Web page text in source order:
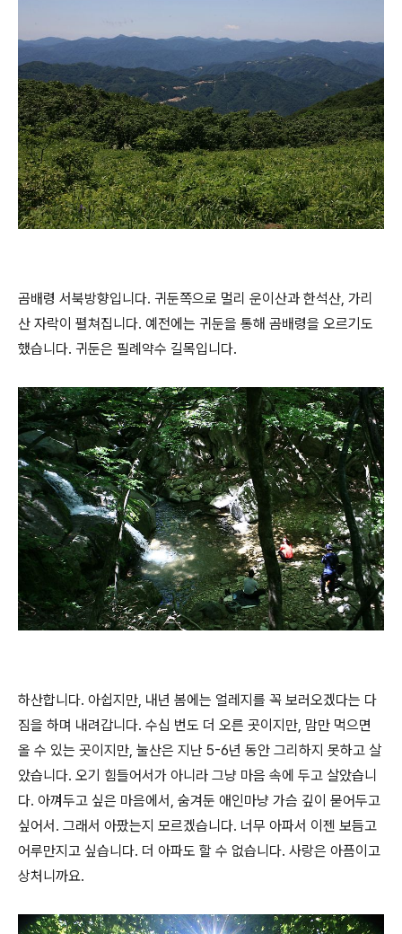
곰배령 서북방향입니다. 귀둔쪽으로 멀리 운이산과 한석산, 가리
산 자락이 펼쳐집니다. 예전에는 귀둔을 통해 곰배령을 오르기도
했습니다. 귀둔은 필례약수 길목입니다.
하산합니다. 아쉽지만, 내년 봄에는 얼레지를 꼭 보러오겠다는 다
짐을 하며 내려갑니다. 수십 번도 더 오른 곳이지만, 맘만 먹으면
올 수 있는 곳이지만, 눌산은 지난 5-6년 동안 그리하지 못하고 살
았습니다. 오기 힘들어서가 아니라 그냥 마음 속에 두고 살았습니
다. 아껴두고 싶은 마음에서, 숨겨둔 애인마냥 가슴 깊이 묻어두고
싶어서. 그래서 아팠는지 모르겠습니다. 너무 아파서 이젠 보듬고
어루만지고 싶습니다. 더 아파도 할 수 없습니다. 사랑은 아픔이고
상처니까요.